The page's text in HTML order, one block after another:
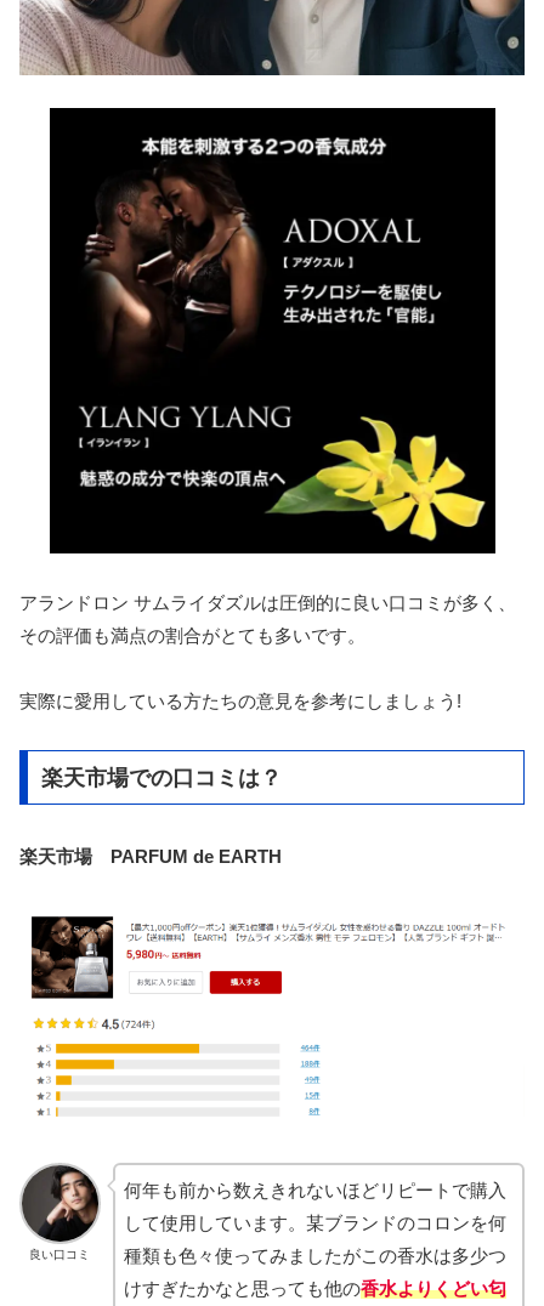
アランドロン サムライダズルは圧倒的に良い口コミが多く、
その評価も満点の割合がとても多いです。
実際に愛用している方たちの意見を参考にしましょう!
楽天市場での口コミは？
楽天市場 PARFUM de EARTH
良い口コミ
何年も前から数えきれないほどリピートで購入
して使用しています。某ブランドのコロンを何
種類も色々使ってみましたがこの香水は多少つ
けすぎたかなと思っても他の香水よりくどい匂